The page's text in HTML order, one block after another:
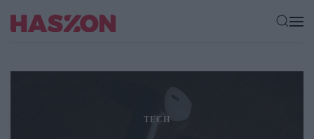
TECH